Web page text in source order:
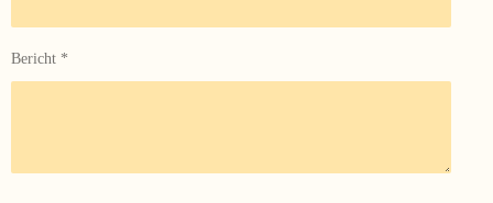
Bericht *